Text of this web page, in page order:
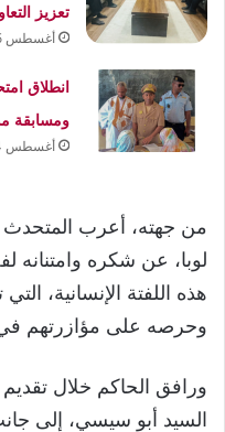
تعزيز
أغسطس 5, 2026
انطلاق
ومسابقة
أغسطس 4, 2026
من جهته، أعرب المتحدث
لوبا، عن شكره وامتنانه
هذه اللفتة الإنسانية،
وحرصه على مؤازرتهم
ورافق الحاكم خلال
السيد أبو سيسي، إلى